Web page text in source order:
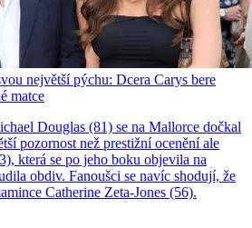
největší pýchu: Dcera Carys bere
matce
Douglas (81) se na Mallorce dočkal
pozornost než prestižní ocenění ale
která se po jeho boku objevila na
obdiv. Fanoušci se navíc shodují, že
Catherine Zeta-Jones (56).